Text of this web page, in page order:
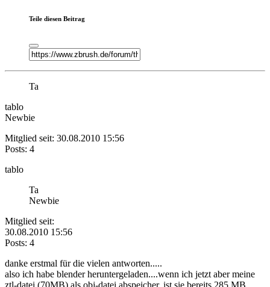
Teile diesen Beitrag
Ta
tablo
Newbie
Mitglied seit: 30.08.2010 15:56
Posts: 4
tablo
Ta
Newbie
Mitglied seit:
30.08.2010 15:56
Posts: 4
danke erstmal für die vielen antworten.....
also ich habe blender heruntergeladen....wenn ich jetzt aber meine
ztl-datei (70MB) als obj-datei abspeicher, ist sie bereits 285 MB